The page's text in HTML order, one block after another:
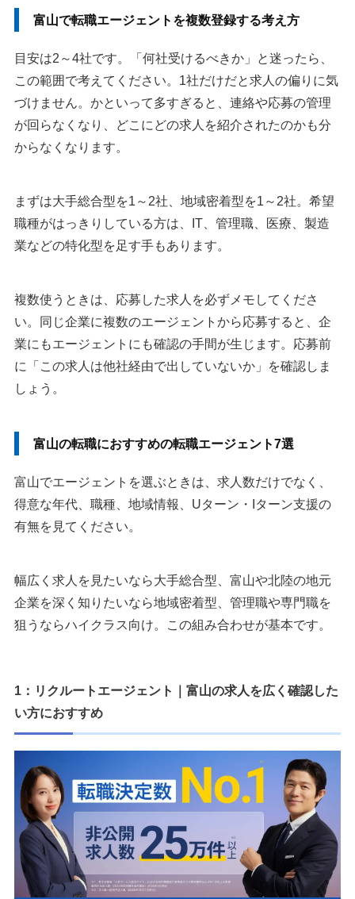
富山で転職エージェントを複数登録する考え方
目安は2～4社です。「何社受けるべきか」と迷ったら、
この範囲で考えてください。1社だけだと求人の偏りに気
づけません。かといって多すぎると、連絡や応募の管理
が回らなくなり、どこにどの求人を紹介されたのかも分
からなくなります。
まずは大手総合型を1～2社、地域密着型を1～2社。希望
職種がはっきりしている方は、IT、管理職、医療、製造
業などの特化型を足す手もあります。
複数使うときは、応募した求人を必ずメモしてくださ
い。同じ企業に複数のエージェントから応募すると、企
業にもエージェントにも確認の手間が生じます。応募前
に「この求人は他社経由で出していないか」を確認しま
しょう。
富山の転職におすすめの転職エージェント7選
富山でエージェントを選ぶときは、求人数だけでなく、
得意な年代、職種、地域情報、Uターン・Iターン支援の
有無を見てください。
幅広く求人を見たいなら大手総合型、富山や北陸の地元
企業を深く知りたいなら地域密着型、管理職や専門職を
狙うならハイクラス向け。この組み合わせが基本です。
1：リクルートエージェント｜富山の求人を広く確認した
い方におすすめ